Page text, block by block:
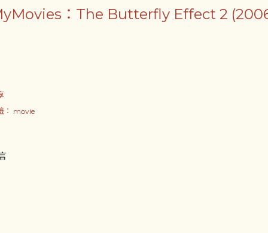
：The Butterfly Effect 2
： movie